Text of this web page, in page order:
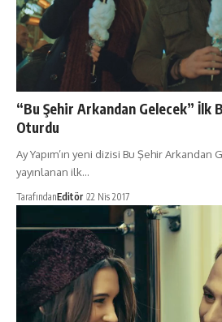
“Bu Şehir Arkandan Gelecek” İlk
Oturdu
Ay Yapım’ın yeni dizisi Bu Şehir
yayınlanan ilk…
TarafındanEditör 22 Nis 2017